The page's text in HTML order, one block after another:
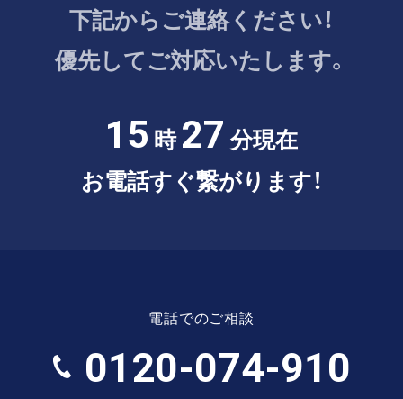
下記からご連絡ください！
優先してご対応いたします。
15 時27 分現在
お電話すぐ繋がります！
電話でのご相談
0120-074-910